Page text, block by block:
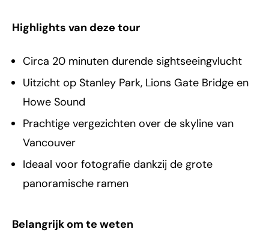
Highlights van deze tour
Circa 20 minuten durende sightseeingvlucht
Uitzicht op Stanley Park, Lions Gate Bridge en
Howe Sound
Prachtige vergezichten over de skyline van
Vancouver
Ideaal voor fotografie dankzij de grote
panoramische ramen
Belangrijk om te weten